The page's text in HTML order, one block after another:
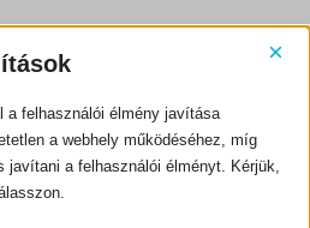
×
a felhasználói élmény javítása
a webhely működéséhez, míg
a felhasználói élményt. Kérjük,